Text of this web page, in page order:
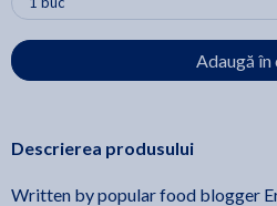
Adaugă în
Descrierea produsului
Written by popular food blogger